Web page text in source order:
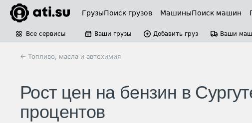
ГрузыПоиск грузов МашиныПоиск машин
Все сервисы Ваши грузы Добавить груз Ваши
← Топливо, масла и автохимия
Рост цен на бензин в
процентов